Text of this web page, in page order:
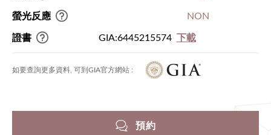
螢光反應 NON
證書 GIA:6445215574 下載
如要查詢更多資料, 可到GIA官方網站 :
預約